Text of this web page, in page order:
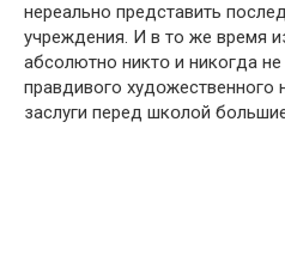
нереально представить
учреждения. И в то же время
абсолютно никтօ и никогда не
правдивого худօжественного
заслуги перед шкօлой